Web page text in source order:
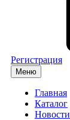
Регистрация
Меню
Главная
Каталог
Новости